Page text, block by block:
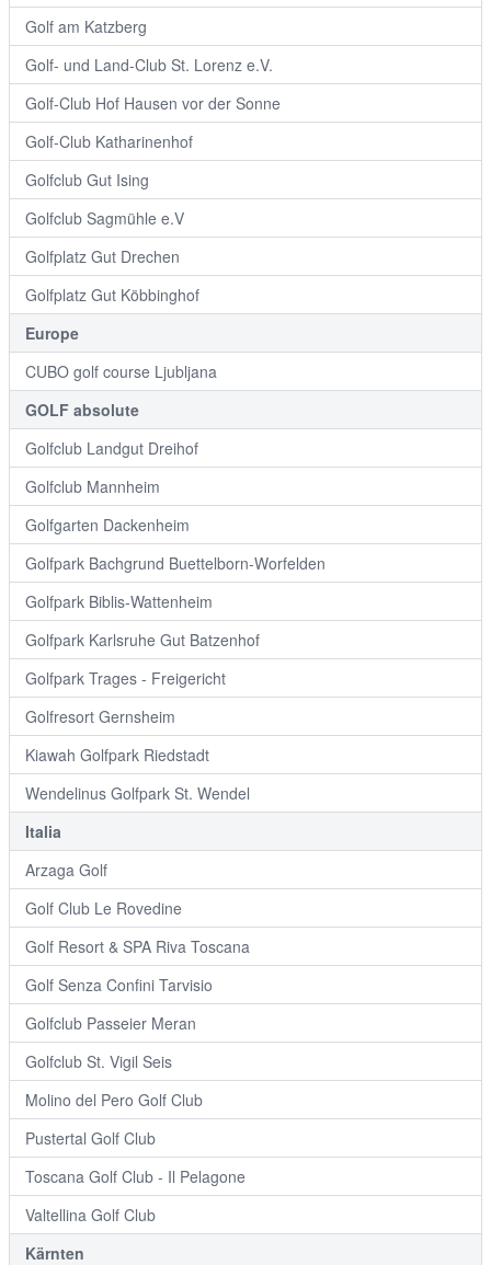
Golf am Katzberg
Golf- und Land-Club St. Lorenz e.V.
Golf-Club Hof Hausen vor der Sonne
Golf-Club Katharinenhof
Golfclub Gut Ising
Golfclub Sagmühle e.V
Golfplatz Gut Drechen
Golfplatz Gut Köbbinghof
Europe
CUBO golf course Ljubljana
GOLF absolute
Golfclub Landgut Dreihof
Golfclub Mannheim
Golfgarten Dackenheim
Golfpark Bachgrund Buettelborn-Worfelden
Golfpark Biblis-Wattenheim
Golfpark Karlsruhe Gut Batzenhof
Golfpark Trages - Freigericht
Golfresort Gernsheim
Kiawah Golfpark Riedstadt
Wendelinus Golfpark St. Wendel
Italia
Arzaga Golf
Golf Club Le Rovedine
Golf Resort & SPA Riva Toscana
Golf Senza Confini Tarvisio
Golfclub Passeier Meran
Golfclub St. Vigil Seis
Molino del Pero Golf Club
Pustertal Golf Club
Toscana Golf Club - Il Pelagone
Valtellina Golf Club
Kärnten